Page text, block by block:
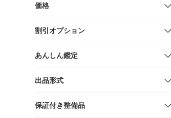
価格
割引オプション
あんしん鑑定
出品形式
保証付き整備品